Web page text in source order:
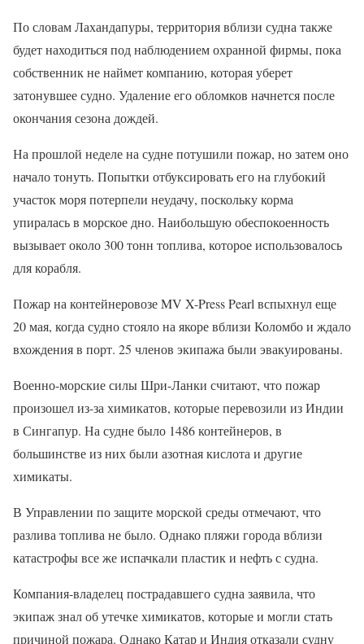
По словам Лахандапуры, территория вблизи судна также
будет находиться под наблюдением охранной фирмы, пока
собственник не наймет компанию, которая уберет
затонувшее судно. Удаление его обломков начнется после
окончания сезона дождей.
На прошлой неделе на судне потушили пожар, но затем оно
начало тонуть. Попытки отбуксировать его на глубокий
участок моря потерпели неудачу, поскольку корма
упиралась в морское дно. Наибольшую обеспокоенность
вызывает около 300 тонн топлива, которое использовалось
для корабля.
Пожар на контейнеровозе MV X-Press Pearl вспыхнул еще
20 мая, когда судно стояло на якоре вблизи Коломбо и ждало
вхождения в порт. 25 членов экипажа были эвакуированы.
Военно-морские силы Шри-Ланки считают, что пожар
произошел из-за химикатов, которые перевозили из Индии
в Сингапур. На судне было 1486 контейнеров, в
большинстве из них были азотная кислота и другие
химикаты.
В Управлении по защите морской среды отмечают, что
разлива топлива не было. Однако пляжи города вблизи
катастрофы все же испачкали пластик и нефть с судна.
Компания-владелец пострадавшего судна заявила, что
экипаж знал об утечке химикатов, которые и могли стать
причиной пожара. Однако Катар и Индия отказали судну